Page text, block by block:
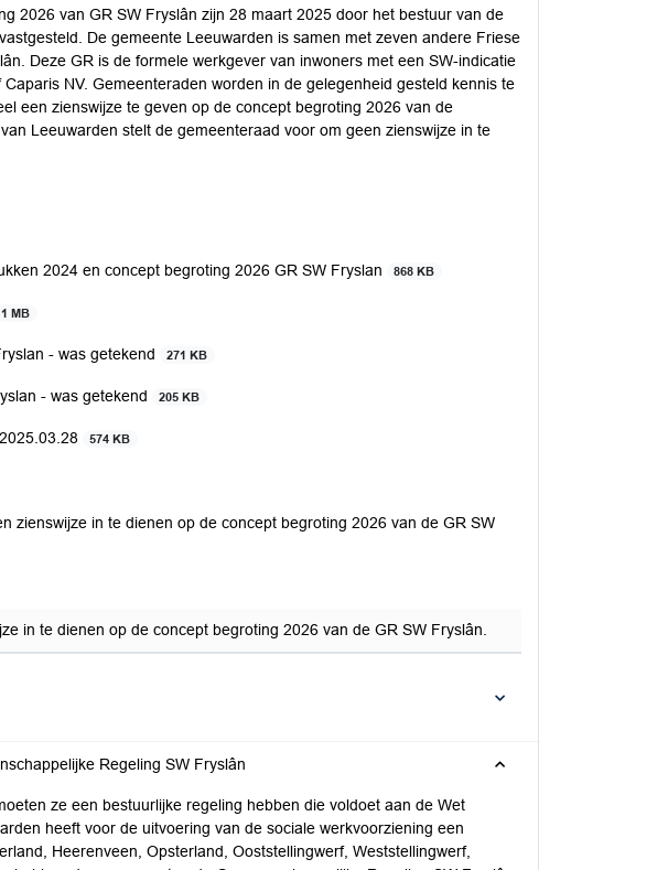
2026 van GR SW Fryslân zijn 28 maart 2025 door het bestuur van de
De gemeente Leeuwarden is samen met zeven andere Friese
Deze GR is de formele werkgever van inwoners met een SW-indicatie
NV. Gemeenteraden worden in de gelegenheid gesteld kennis te
een zienswijze te geven op de concept begroting 2026 van de
Leeuwarden stelt de gemeenteraad voor om geen zienswijze in te
2024 en concept begroting 2026 GR SW Fryslan 868 KB
1 MB
- was getekend 271 KB
- was getekend 205 KB
574 KB
zienswijze in te dienen op de concept begroting 2026 van de GR SW
in te dienen op de concept begroting 2026 van de GR SW Fryslân.
Regeling SW Fryslân
ze een bestuurlijke regeling hebben die voldoet aan de Wet
heeft voor de uitvoering van de sociale werkvoorziening een
Heerenveen, Opsterland, Ooststellingwerf, Weststellingwerf,